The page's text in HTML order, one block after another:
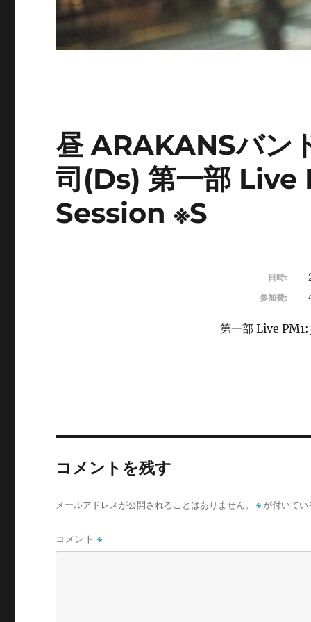
昼 ARAKANSバン
司(Ds) 第一部 Live
Session ※S
日時:
参加費:
第一部 Live
コメントを残す
メールアドレスが公開されることはありません。 ※ が付いて
コメント※